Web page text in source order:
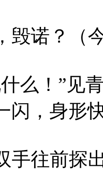
诺？（
么！”见
闪，身形
往前探